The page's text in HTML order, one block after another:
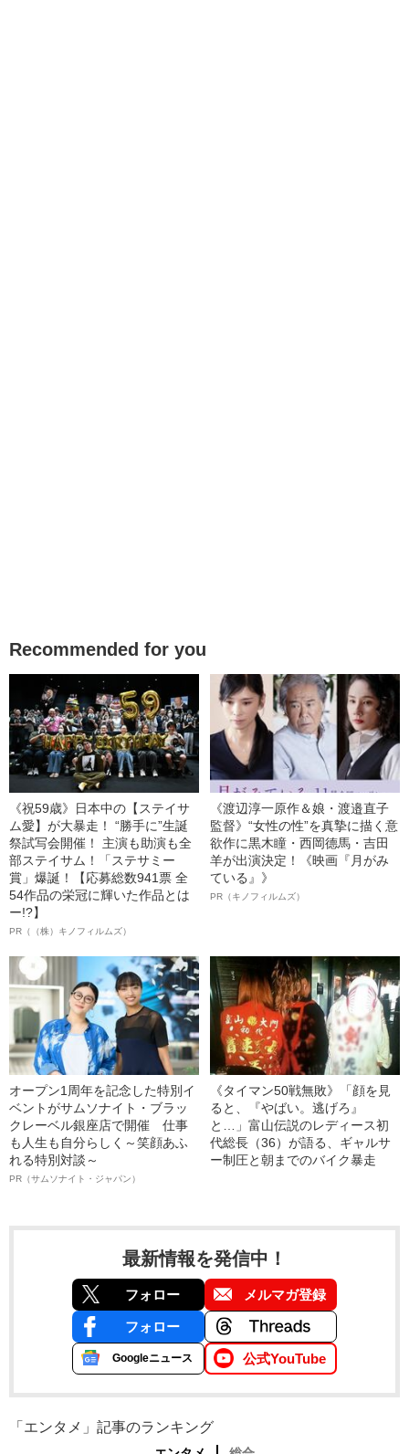
Recommended for you
《祝59歳》日本中の【ステイサ
ム愛】が大暴走！ “勝手に”生誕
祭試写会開催！ 主演も助演も全
部ステイサム！「ステサミー
賞」爆誕！【応募総数941票 全
54作品の栄冠に輝いた作品とは
ー!?】
PR（（株）キノフィルムズ）
《渡辺淳一原作＆娘・渡邉直子
監督》“女性の性”を真摯に描く意
欲作に黒木瞳・西岡德馬・吉田
羊が出演決定！《映画『月がみ
ている』》
PR（キノフィルムズ）
オープン1周年を記念した特別イ
ベントがサムソナイト・ブラッ
クレーベル銀座店で開催 仕事
も人生も自分らしく～笑顔あふ
れる特別対談～
PR（サムソナイト・ジャパン）
《タイマン50戦無敗》「顔を見
ると、『やばい。逃げろ』
と…」富山伝説のレディース初
代総長（36）が語る、ギャルサ
ー制圧と朝までのバイク暴走
最新情報を発信中！
フォロー メルマガ登録
フォロー
Googleニュース 公式YouTube
「エンタメ」記事のランキング